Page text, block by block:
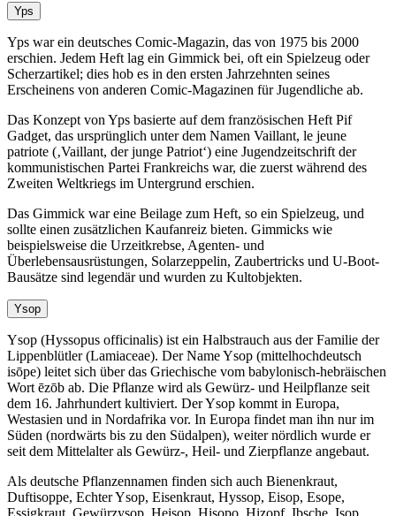
Yps
Yps war ein deutsches Comic-Magazin, das von 1975 bis 2000
erschien. Jedem Heft lag ein Gimmick bei, oft ein Spielzeug oder
Scherzartikel; dies hob es in den ersten Jahrzehnten seines
Erscheinens von anderen Comic-Magazinen für Jugendliche ab.
Das Konzept von Yps basierte auf dem französischen Heft Pif
Gadget, das ursprünglich unter dem Namen Vaillant, le jeune
patriote (‚Vaillant, der junge Patriot‘) eine Jugendzeitschrift der
kommunistischen Partei Frankreichs war, die zuerst während des
Zweiten Weltkriegs im Untergrund erschien.
Das Gimmick war eine Beilage zum Heft, so ein Spielzeug, und
sollte einen zusätzlichen Kaufanreiz bieten. Gimmicks wie
beispielsweise die Urzeitkrebse, Agenten- und
Überlebensausrüstungen, Solarzeppelin, Zaubertricks und U-Boot-
Bausätze sind legendär und wurden zu Kultobjekten.
Ysop
Ysop (Hyssopus officinalis) ist ein Halbstrauch aus der Familie der
Lippenblütler (Lamiaceae). Der Name Ysop (mittelhochdeutsch
isōpe) leitet sich über das Griechische vom babylonisch-hebräischen
Wort ēzōb ab. Die Pflanze wird als Gewürz- und Heilpflanze seit
dem 16. Jahrhundert kultiviert. Der Ysop kommt in Europa,
Westasien und in Nordafrika vor. In Europa findet man ihn nur im
Süden (nordwärts bis zu den Südalpen), weiter nördlich wurde er
seit dem Mittelalter als Gewürz-, Heil- und Zierpflanze angebaut.
Als deutsche Pflanzennamen finden sich auch Bienenkraut,
Duftisoppe, Echter Ysop, Eisenkraut, Hyssop, Eisop, Esope,
Essigkraut, Gewürzysop, Heisop, Hisopo, Hizopf, Ibsche, Isop,